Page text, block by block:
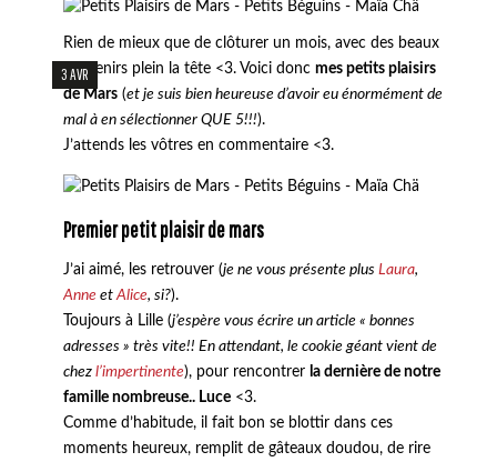
3 AVR
Rien de mieux que de clôturer un mois, avec des beaux
souvenirs plein la tête <3. Voici donc mes petits plaisirs
de Mars(et je suis bien heureuse d’avoir eu énormément de
mal à en sélectionner QUE 5!!!).
J’attends les vôtres en commentaire <3.
Premier petit plaisir de mars
J’ai aimé, les retrouver (je ne vous présente plus Laura,
Anne etAlice, si?).
Toujours à Lille (j’espère vous écrire un article « bonnes
adresses » très vite!! En attendant, le cookie géant vient de
chez l’impertinente), pour rencontrer la dernière de notre
famille nombreuse.. Luce<3.
Comme d’habitude, il fait bon se blottir dans ces
moments heureux, remplit de gâteaux doudou, de rire